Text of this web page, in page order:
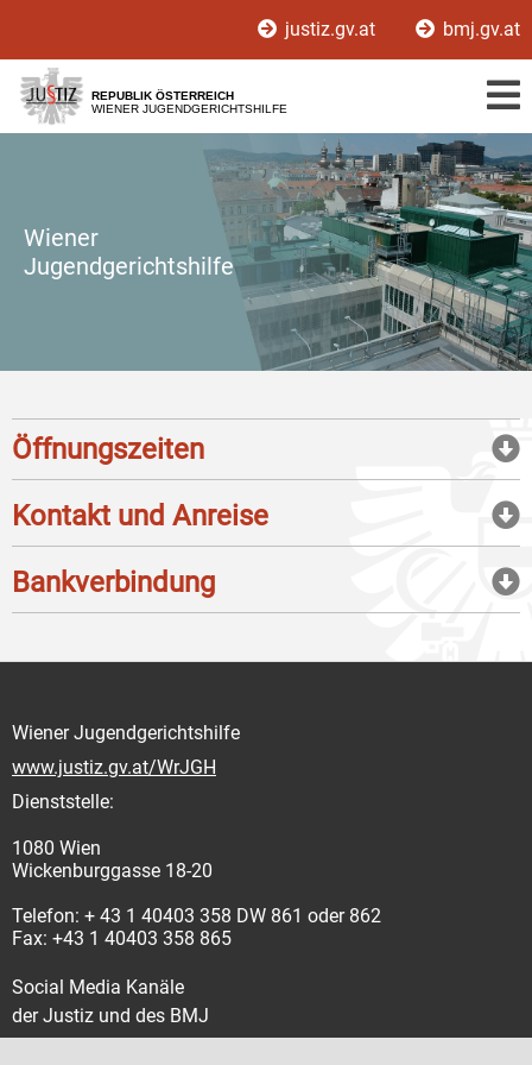
[1]
[2]
justiz.gv.at bmj.gv.at
REPUBLIK ÖSTERREICH
WIENER JUGENDGERICHTSHILFE
Wiener
Jugendgerichtshilfe
Öffnungszeiten
Kontakt und Anreise
Bankverbindung
Wiener Jugendgerichtshilfe
www.justiz.gv.at/WrJGH
Dienststelle:
1080 Wien
Wickenburggasse 18-20
Telefon: + 43 1 40403 358 DW 861 oder 862
Fax: +43 1 40403 358 865
Social Media Kanäle
der Justiz und des BMJ